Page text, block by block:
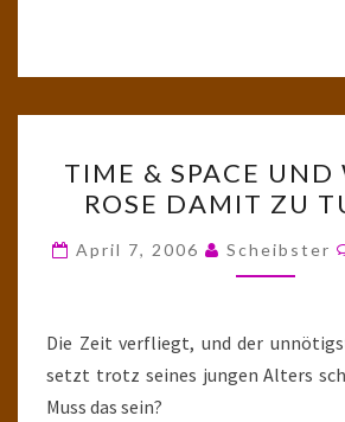
&
SPACE
UND
WAS
ROSE
DAMIT
TIME & SPACE UND
ROSE DAMIT ZU
April 7, 2006 Scheibster
Die Zeit verfliegt, und der
setzt trotz seines jungen Alters
Muss das sein?